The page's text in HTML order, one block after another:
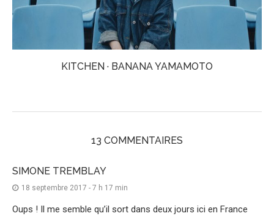
KITCHEN · BANANA YAMAMOTO
13 COMMENTAIRES
SIMONE TREMBLAY
18 septembre 2017 - 7 h 17 min
Oups ! Il me semble qu’il sort dans deux jours ici en France